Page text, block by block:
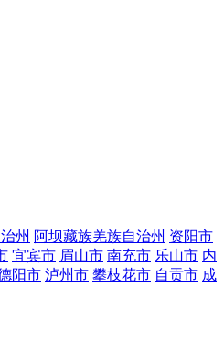
州 阿坝藏族羌族自治州 资阳市
宜宾市 眉山市 南充市 乐山市 内
阳市 泸州市 攀枝花市 自贡市 成